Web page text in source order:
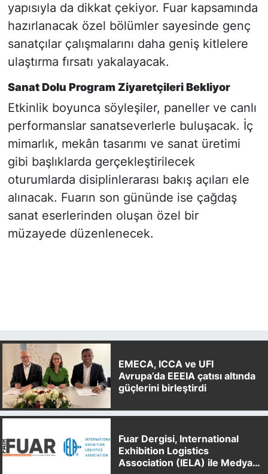
yapısıyla da dikkat çekiyor. Fuar kapsamında
hazırlanacak özel bölümler sayesinde genç
sanatçılar çalışmalarını daha geniş kitlelere
ulaştırma fırsatı yakalayacak.
Sanat Dolu Program Ziyaretçileri Bekliyor
Etkinlik boyunca söyleşiler, paneller ve canlı
performanslar sanatseverlerle buluşacak. İç
mimarlık, mekân tasarımı ve sanat üretimi
gibi başlıklarda gerçekleştirilecek
oturumlarda disiplinlerarası bakış açıları ele
alınacak. Fuarın son gününde ise çağdaş
sanat eserlerinden oluşan özel bir
müzayede düzenlenecek.
EMECA, ICCA ve UFI
Avrupa’da EEEIA çatısı altında
güçlerini birleştirdi
Fuar Dergisi, International
Exhibition Logistics
Association (IELA) ile Medya